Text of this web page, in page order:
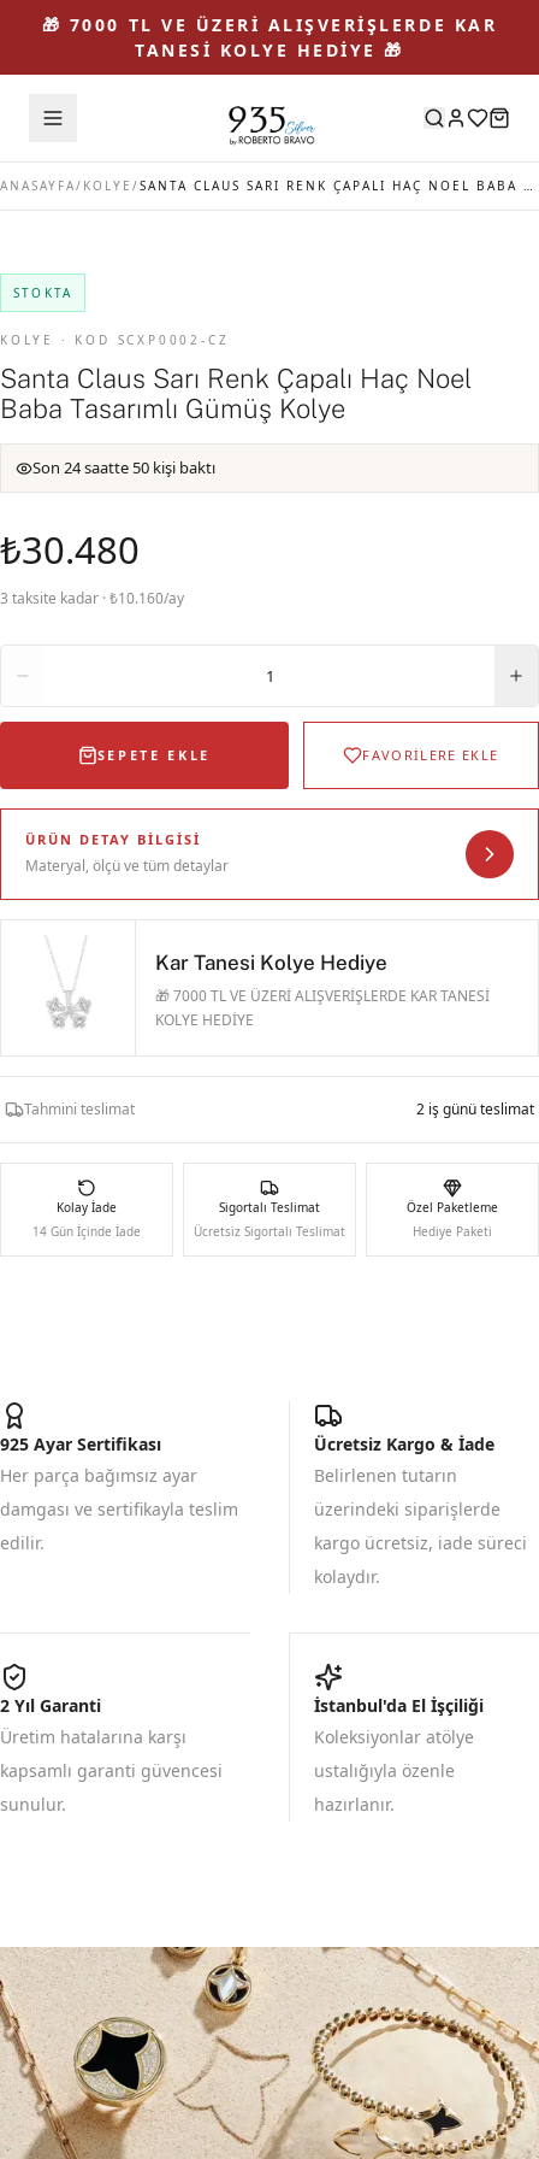
🎁 7000 TL VE ÜZERİ ALIŞVERİŞLERDE KAR
TANESİ KOLYE HEDİYE 🎁
ANASAYFA/ KOLYE / SANTA CLAUS SARI RENK ÇAPALI HAÇ NOEL BABA TASARIMLI GÜMÜŞ KOLYE
STOKTA
KOLYE · KOD SCXP0002-CZ
Santa Claus Sarı Renk Çapalı Haç Noel
Baba Tasarımlı Gümüş Kolye
Son 24 saatte 50 kişi baktı
₺30.480
3 taksite kadar · ₺10.160/ay
1
SEPETE EKLE FAVORİLERE EKLE
ÜRÜN DETAY BILGISI
Materyal, ölçü ve tüm detaylar
Kar Tanesi Kolye Hediye
🎁 7000 TL VE ÜZERİ ALIŞVERİŞLERDE KAR TANESİ
KOLYE HEDİYE
Tahmini teslimat 2 iş günü teslimat
Kolay İade
14 Gün İçinde İade
Sigortalı Teslimat
Ücretsiz Sigortalı Teslimat
Özel Paketleme
Hediye Paketi
925 Ayar Sertifikası
Her parça bağımsız ayar
damgası ve sertifikayla teslim
edilir.
Ücretsiz Kargo & İade
Belirlenen tutarın
üzerindeki siparişlerde
kargo ücretsiz, iade süreci
kolaydır.
2 Yıl Garanti
Üretim hatalarına karşı
kapsamlı garanti güvencesi
sunulur.
İstanbul'da El İşçiliği
Koleksiyonlar atölye
ustalığıyla özenle
hazırlanır.